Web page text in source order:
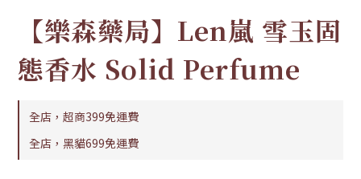
【樂森藥局】Len嵐 雪玉固
態香水 Solid Perfume
全店，超商399免運費
全店，黑貓699免運費